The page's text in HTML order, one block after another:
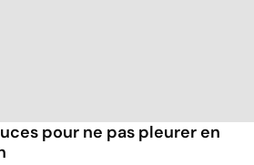
pour ne pas pleurer en